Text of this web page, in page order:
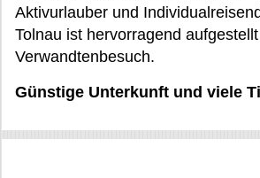
Aktivurlauber und
Tolnau ist hervorragend
Verwandtenbesuch.
Günstige Unterkunft und viele